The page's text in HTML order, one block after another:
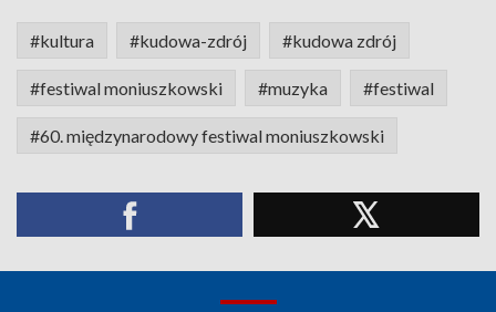
#kultura #kudowa-zdrój #kudowa zdrój
#festiwal moniuszkowski #muzyka #festiwal
#60. międzynarodowy festiwal moniuszkowski